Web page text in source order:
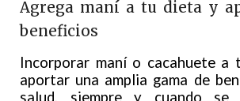
Agrega maní a tu dieta y
beneficios
Incorporar maní o cacahuete a
aportar una amplia gama de
salud, siempre y cuando se